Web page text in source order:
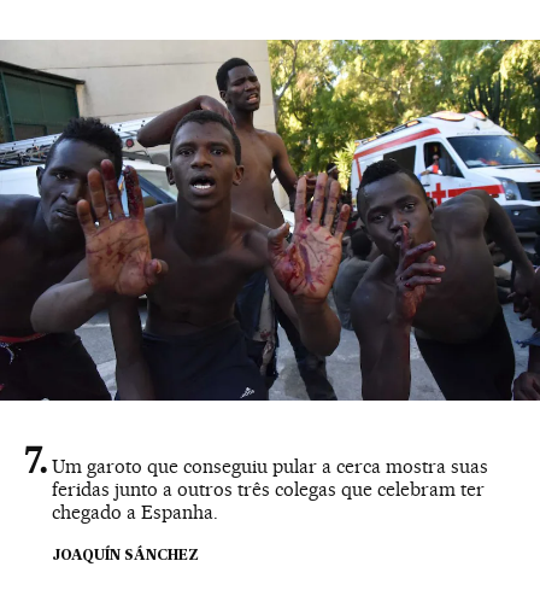
Um garoto que conseguiu pular a cerca mostra suas
feridas junto a outros três colegas que celebram ter
chegado a Espanha.
JOAQUÍN SÁNCHEZ